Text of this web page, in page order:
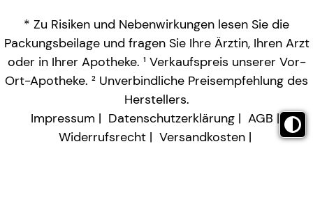
* Zu Risiken und Nebenwirkungen lesen Sie die
Packungsbeilage und fragen Sie Ihre Ärztin, Ihren Arzt
oder in Ihrer Apotheke. ¹ Verkaufspreis unserer Vor-
Ort-Apotheke. ² Unverbindliche Preisempfehlung des
Herstellers.
Impressum
Datenschutzerklärung
AGB
Widerrufsrecht
Versandkosten